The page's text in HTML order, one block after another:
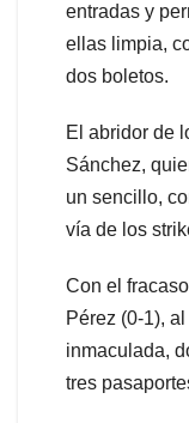
entradas y
ellas limpia,
dos boletos.
El abridor de
Sánchez,
un sencillo,
vía de los
Con el
Pérez (0-1),
inmaculada,
tres